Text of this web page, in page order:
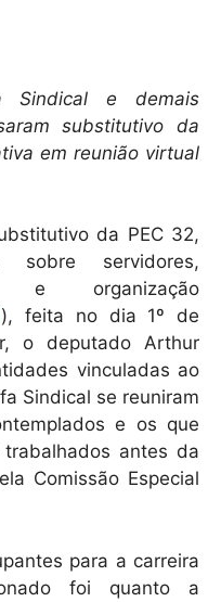
Sindical e demais
substitutivo da
em reunião virtual
da PEC 32,
sobre servidores,
e organização
), feita no dia 1º de
o deputado Arthur
vinculadas ao
Sindical se reuniram
e os que
antes da
Comissão Especial
para a carreira
foi quanto a